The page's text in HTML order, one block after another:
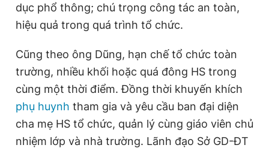
dục phổ thông; chú trọng công tác an toàn,
hiệu quả trong quá trình tổ chức.
Cũng theo ông Dũng, hạn chế tổ chức toàn
trường, nhiều khối hoặc quá đông HS trong
cùng một thời điểm. Đồng thời khuyến khích
phụ huynh tham gia và yêu cầu ban đại diện
cha mẹ HS tổ chức, quản lý cùng giáo viên chủ
nhiệm lớp và nhà trường. Lãnh đạo Sở GD-ĐT